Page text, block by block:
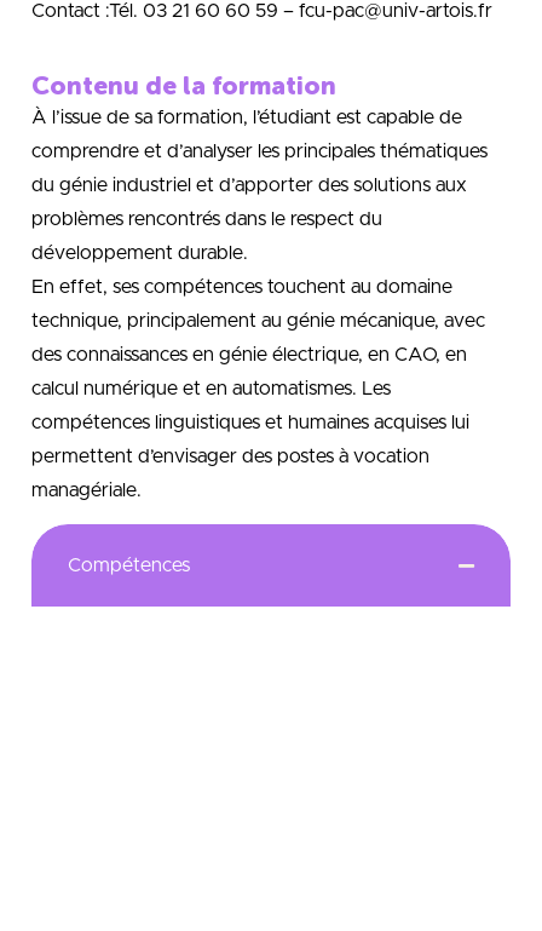
Contact :Tél. 03 21 60 60 59 – fcu-pac@univ-artois.fr
Contenu de la formation
À l’issue de sa formation, l’étudiant est capable de
comprendre et d’analyser les principales thématiques
du génie industriel et d’apporter des solutions aux
problèmes rencontrés dans le respect du
développement durable.
En effet, ses compétences touchent au domaine
technique, principalement au génie mécanique, avec
des connaissances en génie électrique, en CAO, en
calcul numérique et en automatismes. Les
compétences linguistiques et humaines acquises lui
permettent d’envisager des postes à vocation
managériale.
Compétences